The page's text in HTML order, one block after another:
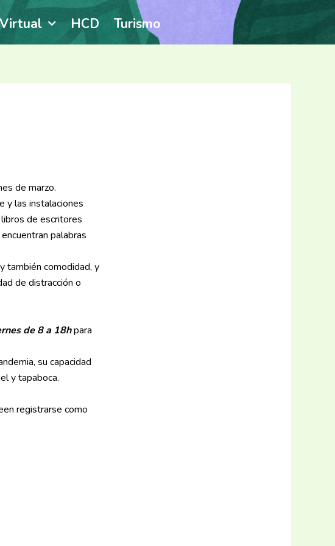
HCD Turismo
de marzo.
y las instalaciones
de escritores
palabras
también comodidad, y
de distracción o
de 8 a 18hpara
su capacidad
y tapaboca.
registrarse como